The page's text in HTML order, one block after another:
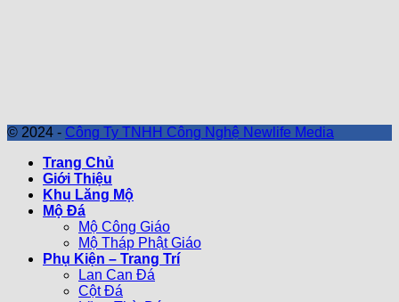
© 2024 - Công Ty TNHH Công Nghệ Newlife Media
Trang Chủ
Giới Thiệu
Khu Lăng Mộ
Mộ Đá
Mộ Công Giáo
Mộ Tháp Phật Giáo
Phụ Kiện – Trang Trí
Lan Can Đá
Cột Đá